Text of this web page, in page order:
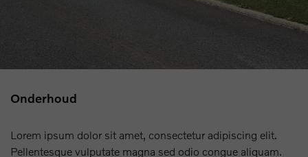
Onderhoud
Lorem ipsum dolor sit amet, consectetur adipiscing elit.
Pellentesque vulputate magna sed odio congue aliquam.